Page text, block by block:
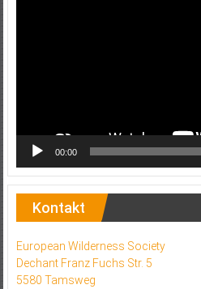
00:00
Kontakt
European Wilderness Society
Dechant Franz Fuchs Str. 5
5580 Tamsweg